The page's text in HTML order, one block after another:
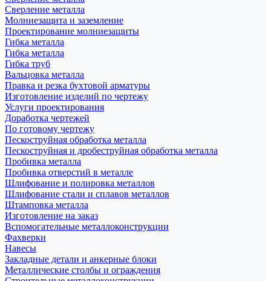
Сверление металла
Молниезащита и заземление
Проектирование молниезащиты
Гибка металла
Гибка металла
Гибка труб
Вальцовка металла
Правка и резка бухтовой арматуры
Изготовление изделий по чертежу
Услуги проектирования
Доработка чертежей
По готовому чертежу
Пескоструйная обработка металла
Пескоструйная и дробеструйная обработка металла
Пробивка металла
Пробивка отверстий в металле
Шлифование и полировка металлов
Шлифование стали и сплавов металлов
Штамповка металла
Изготовление на заказ
Вспомогательные металлоконструкции
Фахверки
Навесы
Закладные детали и анкерные блоки
Металлические столбы и ограждения